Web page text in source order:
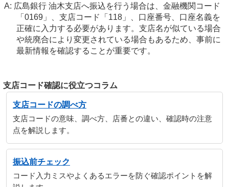
広島銀行 油木支店へ振込を行う場合は、金融機関コード
「0169」、支店コード「118」、口座番号、口座名義を
正確に入力する必要があります。支店名が似ている場合
や統廃合により変更されている場合もあるため、事前に
最新情報を確認することが重要です。
支店コード確認に役立つコラム
支店コードの調べ方
支店コードの意味、調べ方、店番との違い、確認時の注意
点を解説します。
振込前チェック
コード入力ミスやよくあるエラーを防ぐ確認ポイントを解